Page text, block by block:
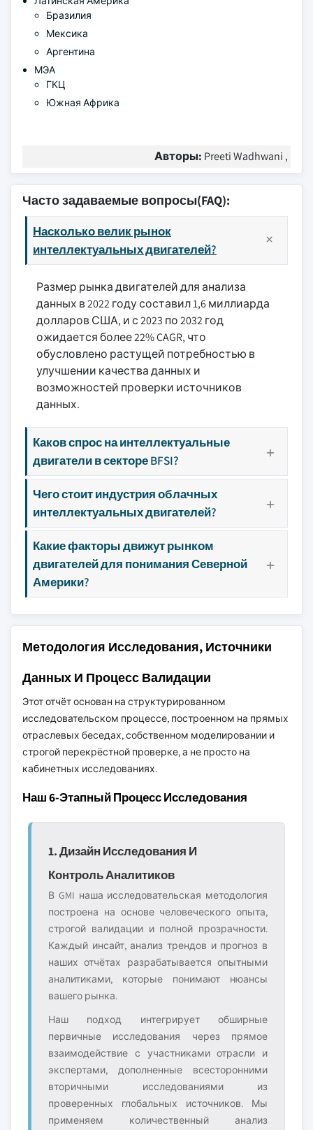
Бразилия
Мексика
Аргентина
МЭА
ГКЦ
Южная Африка
Авторы: Preeti Wadhwani ,
Часто задаваемые вопросы(FAQ):
Насколько велик рынок
интеллектуальных двигателей?
Размер рынка двигателей для анализа
данных в 2022 году составил 1,6 миллиарда
долларов США, и с 2023 по 2032 год
ожидается более 22% CAGR, что
обусловлено растущей потребностью в
улучшении качества данных и
возможностей проверки источников
данных.
Каков спрос на интеллектуальные
двигатели в секторе BFSI?
Чего стоит индустрия облачных
интеллектуальных двигателей?
Какие факторы движут рынком
двигателей для понимания Северной
Америки?
Методология Исследования, Источники
Данных И Процесс Валидации
Этот отчёт основан на структурированном
исследовательском процессе, построенном на прямых
отраслевых беседах, собственном моделировании и
строгой перекрёстной проверке, а не просто на
кабинетных исследованиях.
Наш 6-Этапный Процесс Исследования
1. Дизайн Исследования И
Контроль Аналитиков
В GMI наша исследовательская методология
построена на основе человеческого опыта,
строгой валидации и полной прозрачности.
Каждый инсайт, анализ трендов и прогноз в
наших отчётах разрабатывается опытными
аналитиками, которые понимают нюансы
вашего рынка.
Наш подход интегрирует обширные
первичные исследования через прямое
взаимодействие с участниками отрасли и
экспертами, дополненные всесторонними
вторичными исследованиями из
проверенных глобальных источников. Мы
применяем количественный анализ